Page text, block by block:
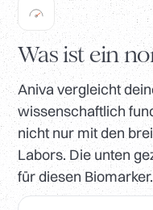
Was ist ein
Aniva vergleicht
wissenschaftlich
nicht nur mit den
Labors. Die unten
für diesen Biomarker.